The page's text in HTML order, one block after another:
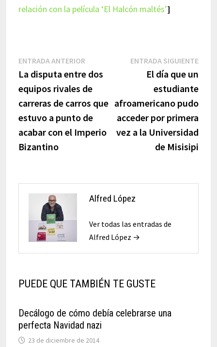
relación con la película ‘El Halcón maltés’]
Navegación
de
entradas
ENTRADA ANTERIOREntrada
anterior:
La disputa entre dos
equipos rivales de
carreras de carros que
estuvo a punto de
acabar con el Imperio
Bizantino
ENTRADA SIGUIENTE
El día que un
estudiante
afroamericano pudo
acceder por primera
vez a la Universidad
de Misisipi
Alfred López
Ver todas las entradas de
Alfred López →
PUEDE QUE TAMBIÉN TE GUSTE
Decálogo de cómo debía celebrarse una
perfecta Navidad nazi
23 de diciembre de 2014